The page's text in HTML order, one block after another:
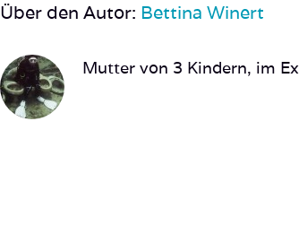
Über den Autor: Bettina Winert
Mutter von 3 Kindern, im